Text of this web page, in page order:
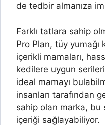
de tedbir almanıza
Farklı tatlara sahip
Pro Plan, tüy
içerikli mamaları,
kedilere uygun
ideal mamayı
insanları tarafından
sahip olan marka, bu
içeriği sağlayabiliyor.